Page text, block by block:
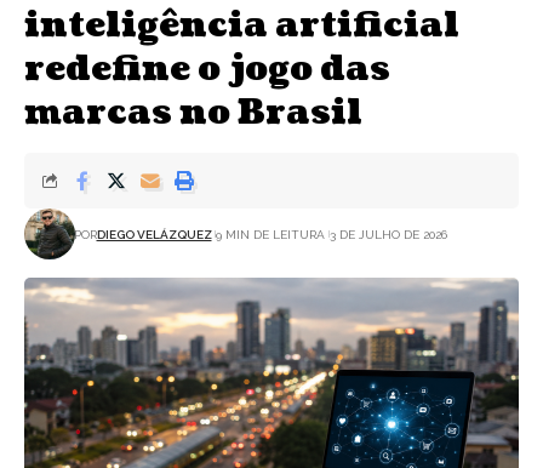
inteligência artificial
redefine o jogo das
marcas no Brasil
PORDIEGO VELÁZQUEZ 9 MIN DE LEITURA 3 DE JULHO DE 2026